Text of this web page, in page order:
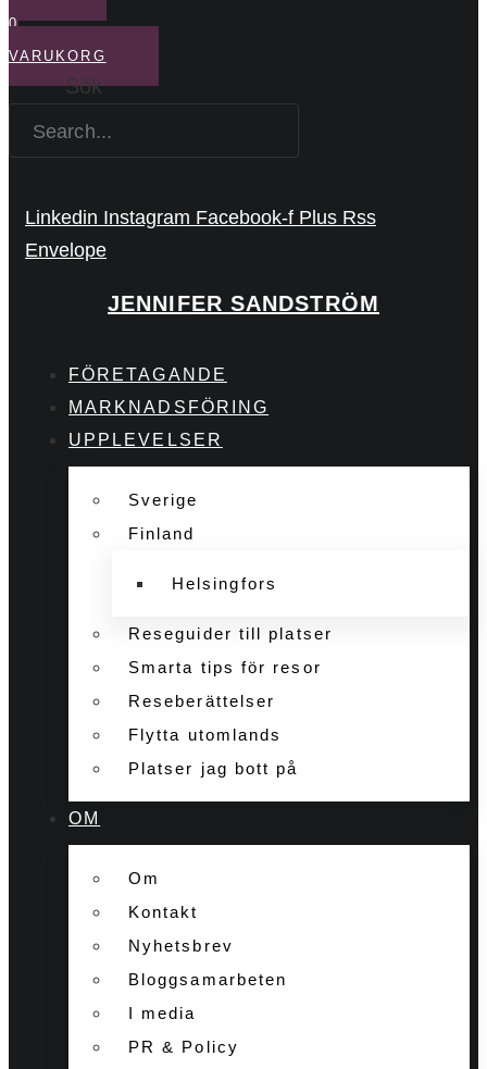
0
VARUKORG
Sök
Linkedin Instagram Facebook-f Plus Rss
Envelope
JENNIFER SANDSTRÖM
FÖRETAGANDE
MARKNADSFÖRING
UPPLEVELSER
Sverige
Finland
Helsingfors
Reseguider till platser
Smarta tips för resor
Reseberättelser
Flytta utomlands
Platser jag bott på
OM
Om
Kontakt
Nyhetsbrev
Bloggsamarbeten
I media
PR & Policy